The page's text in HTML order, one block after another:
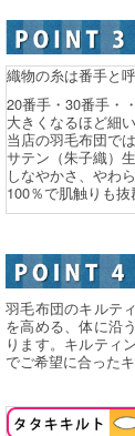
織物の糸は番手と
20番手・30番手・
大きくなるほど細
当店の羽毛布団で
サテン（朱子織）
しなやかさ、やわ
100％で肌触りも抜
羽毛布団のキルテ
を高める、体に沿
ります。キルティ
でご希望に合った